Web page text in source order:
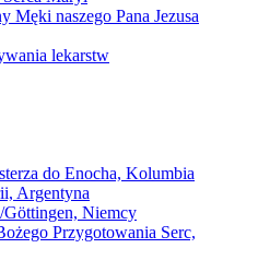
Męki naszego Pana Jezusa
lekarstw
do Enocha, Kolumbia
Argentyna
Niemcy
Przygotowania Serc,